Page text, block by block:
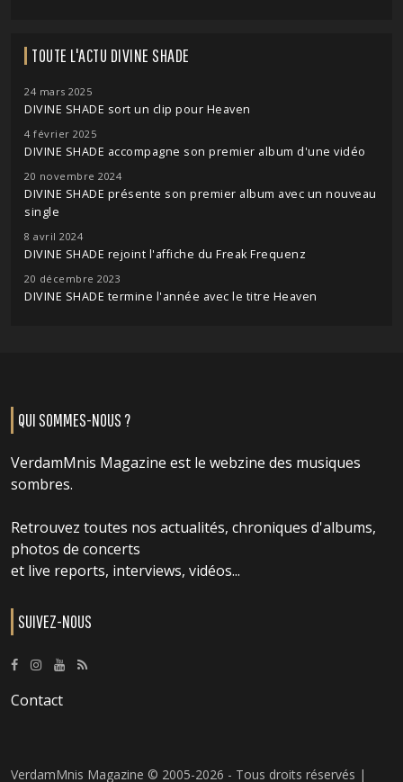
TOUTE L'ACTU DIVINE SHADE
24 mars 2025
DIVINE SHADE sort un clip pour Heaven
4 février 2025
DIVINE SHADE accompagne son premier album d'une vidéo
20 novembre 2024
DIVINE SHADE présente son premier album avec un nouveau
single
8 avril 2024
DIVINE SHADE rejoint l'affiche du Freak Frequenz
20 décembre 2023
DIVINE SHADE termine l'année avec le titre Heaven
QUI SOMMES-NOUS ?
VerdamMnis Magazine est le webzine des musiques
sombres.
Retrouvez toutes nos actualités, chroniques d'albums,
photos de concerts
et live reports, interviews, vidéos...
SUIVEZ-NOUS
Contact
VerdamMnis Magazine © 2005-2026 - Tous droits réservés |